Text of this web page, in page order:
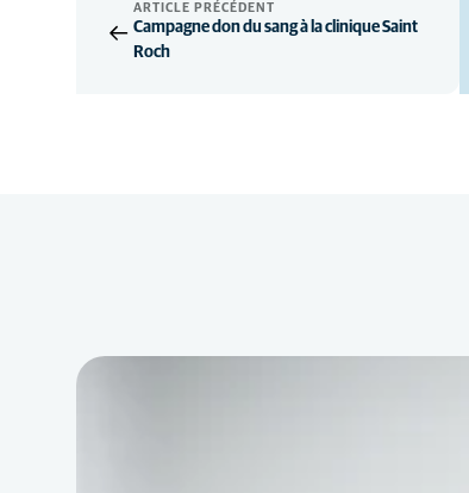
ARTICLE PRÉCÉDENT
Campagne don du sang à la clinique Saint
Roch